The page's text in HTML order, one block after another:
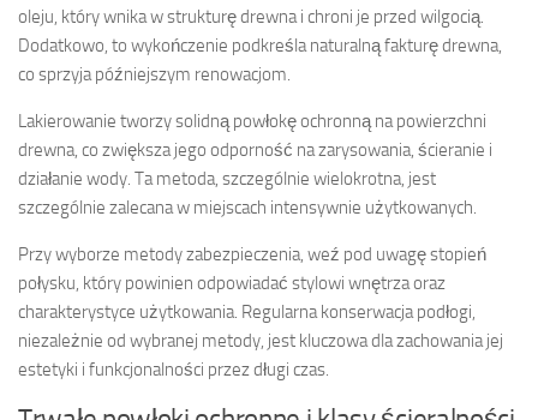
oleju, który wnika w strukturę drewna i chroni je przed wilgocią.
Dodatkowo, to wykończenie podkreśla naturalną fakturę drewna,
co sprzyja późniejszym renowacjom.
Lakierowanie tworzy solidną powłokę ochronną na powierzchni
drewna, co zwiększa jego odporność na zarysowania, ścieranie i
działanie wody. Ta metoda, szczególnie wielokrotna, jest
szczególnie zalecana w miejscach intensywnie użytkowanych.
Przy wyborze metody zabezpieczenia, weź pod uwagę stopień
połysku, który powinien odpowiadać stylowi wnętrza oraz
charakterystyce użytkowania. Regularna konserwacja podłogi,
niezależnie od wybranej metody, jest kluczowa dla zachowania jej
estetyki i funkcjonalności przez długi czas.